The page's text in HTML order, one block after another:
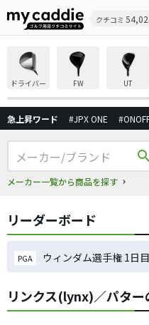
クチコミ
ドライバー FW UT
急上昇ワード #JPX ONE
search
メーカー一覧から商品を探す
リーダーボード
PGA ウィンダム選手権 1日目
リンクス(lynx)／パタ